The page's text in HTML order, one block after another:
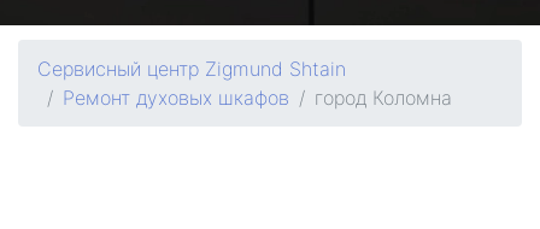
Сервисный центр Zigmund Shtain
Ремонт духовых шкафов
город Коломна